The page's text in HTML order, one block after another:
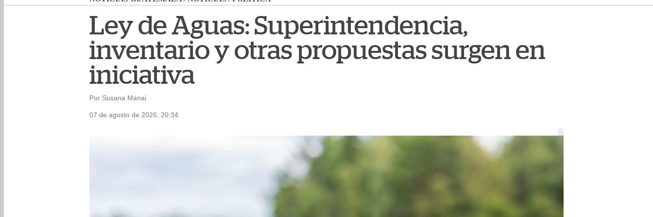
Ley de Aguas: Superintendencia,
inventario y otras propuestas surgen en
iniciativa
Por Susana Manai
07 de agosto de 2026, 20:34